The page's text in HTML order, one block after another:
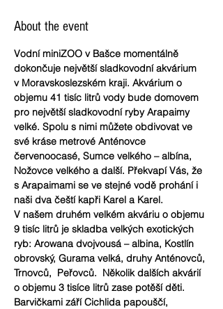
About the event
Vodní miniZOO v Bašce momentálně
dokončuje největší sladkovodní akvárium
v Moravskoslezském kraji. Akvárium o
objemu 41 tisíc litrů vody bude domovem
pro největší sladkovodní ryby Arapaimy
velké. Spolu s nimi můžete obdivovat ve
své kráse metrové Anténovce
červenoocasé, Sumce velkého – albína,
Nožovce velkého a další. Překvapí Vás, že
s Arapaimami se ve stejné vodě prohání i
naši dva čeští kapři Karel a Karel.
V našem druhém velkém akváriu o objemu
9 tisíc litrů je skladba velkých exotických
ryb: Arowana dvojvousá – albina, Kostlín
obrovský, Gurama velká, druhy Anténovců,
Trnovců,  Peřovců.  Několik dalších akvárií
o objemu 3 tisíce litrů zase potěší děti.
Barvičkami září Cichlida papouščí,